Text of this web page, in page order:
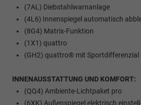
(7AL) Diebstahlwarnanlage
(4L6) Innenspiegel automatisch
(8G4) Matrix-Funktion
(1X1) quattro
(GH2) quattro® mit Sportdifferenzial
INNENAUSSTATTUNG UND KOMFORT:
(QQ4) Ambiente-Lichtpaket pro
(6XK) Außenspiegel elektrisch